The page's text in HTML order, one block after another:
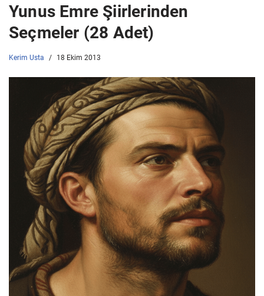
Yunus Emre Şiirlerinden
Seçmeler (28 Adet)
Kerim Usta 18 Ekim 2013